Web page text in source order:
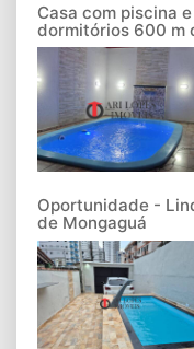
Casa com piscina
dormitórios 600 m
Oportunidade -
de Mongaguá